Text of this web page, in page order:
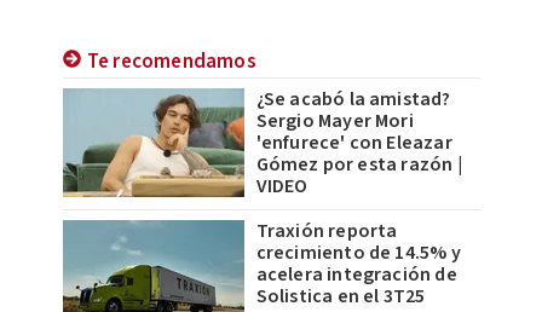
Te recomendamos
¿Se acabó la amistad?
Sergio Mayer Mori
'enfurece' con Eleazar
Gómez por esta razón |
VIDEO
Traxión reporta
crecimiento de 14.5% y
acelera integración de
Solistica en el 3T25